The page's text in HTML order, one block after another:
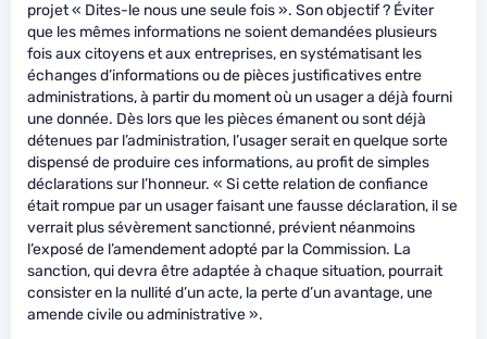
projet « Dites-le nous une seule fois ». Son objectif ? Éviter
que les mêmes informations ne soient demandées plusieurs
fois aux citoyens et aux entreprises, en systématisant les
échanges d’informations ou de pièces justificatives entre
administrations, à partir du moment où un usager a déjà fourni
une donnée. Dès lors que les pièces émanent ou sont déjà
détenues par l’administration, l’usager serait en quelque sorte
dispensé de produire ces informations, au profit de simples
déclarations sur l’honneur. « Si cette relation de confiance
était rompue par un usager faisant une fausse déclaration, il se
verrait plus sévèrement sanctionné, prévient néanmoins
l’exposé de l’amendement adopté par la Commission. La
sanction, qui devra être adaptée à chaque situation, pourrait
consister en la nullité d’un acte, la perte d’un avantage, une
amende civile ou administrative ».